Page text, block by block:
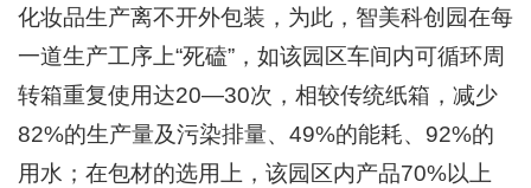
化妆品生产离不开外包装，为此，智美科创园在每
一道生产工序上“死磕”，如该园区车间内可循环周
转箱重复使用达20—30次，相较传统纸箱，减少
82%的生产量及污染排量、49%的能耗、92%的
用水；在包材的选用上，该园区内产品70%以上